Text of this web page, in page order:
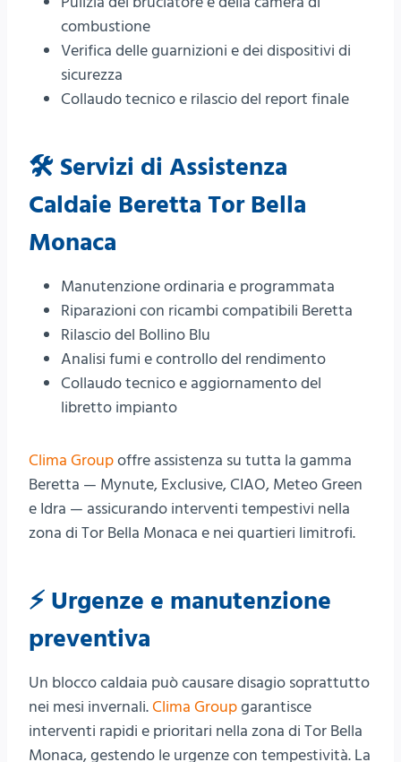
combustione
Verifica delle guarnizioni e dei dispositivi di
sicurezza
Collaudo tecnico e rilascio del report finale
🛠️ Servizi di Assistenza
Caldaie Beretta Tor Bella
Monaca
Manutenzione ordinaria e programmata
Riparazioni con ricambi compatibili Beretta
Rilascio del Bollino Blu
Analisi fumi e controllo del rendimento
Collaudo tecnico e aggiornamento del
libretto impianto
Clima Groupoffre assistenza su tutta la gamma
Beretta — Mynute, Exclusive, CIAO, Meteo Green
e Idra — assicurando interventi tempestivi nella
zona di Tor Bella Monaca e nei quartieri limitrofi.
⚡ Urgenze e manutenzione
preventiva
Un blocco caldaia può causare disagio soprattutto
nei mesi invernali.Clima Groupgarantisce
interventi rapidi e prioritari nella zona di Tor Bella
Monaca, gestendo le urgenze con tempestività. La